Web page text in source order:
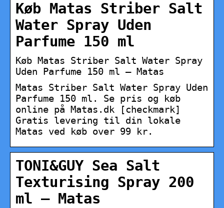
Køb Matas Striber Salt
Water Spray Uden
Parfume 150 ml
Køb Matas Striber Salt Water Spray
Uden Parfume 150 ml – Matas
Matas Striber Salt Water Spray Uden
Parfume 150 ml. Se pris og køb
online på Matas.dk [checkmark]
Gratis levering til din lokale
Matas ved køb over 99 kr.
TONI&GUY Sea Salt
Texturising Spray 200
ml – Matas